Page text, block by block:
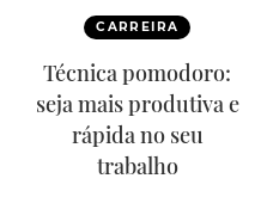
CARREIRA
Técnica pomodoro:
seja mais produtiva e
rápida no seu
trabalho